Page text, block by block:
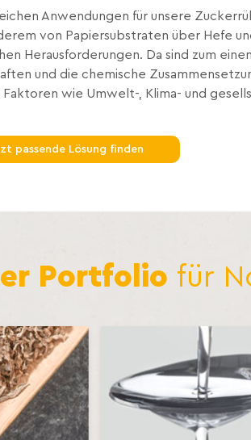
Anwendungen für unsere
von Papiersubstraten über Hefe
Herausforderungen. Da sind zum
und die chemische
wie Umwelt-, Klima- und
passende Lösung finden
Portfolio für